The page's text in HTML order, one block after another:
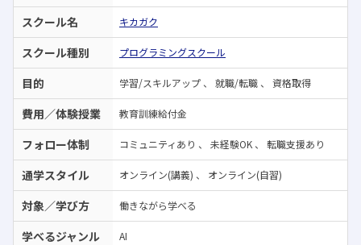
スクール名 キカガク
スクール種別 プログラミングスクール
目的 学習/スキルアップ 、 就職/転職 、 資格取得
費用／体験授業 教育訓練給付金
フォロー体制 コミュニティあり 、 未経験OK 、 転職支援あり
通学スタイル オンライン(講義) 、 オンライン(自習)
対象／学び方 働きながら学べる
学べるジャンル AI